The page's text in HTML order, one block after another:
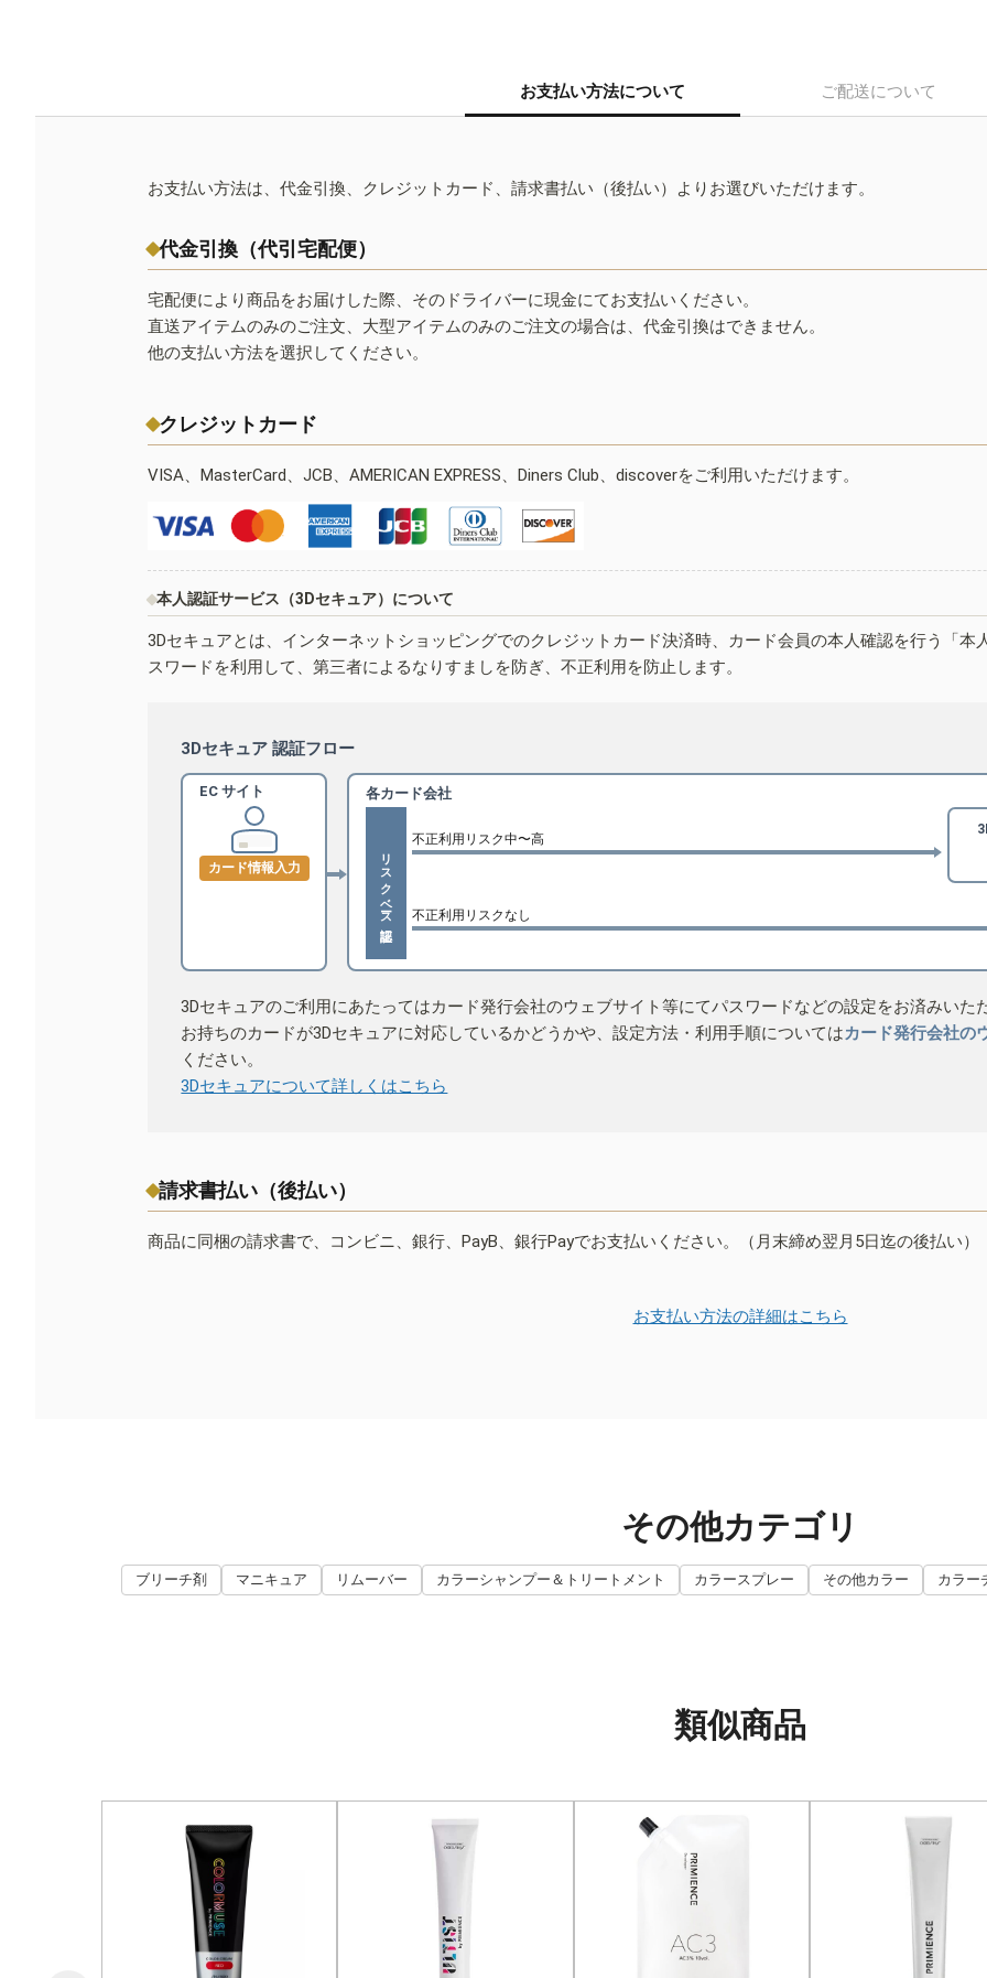
お支払い方法について ご配送について
お支払い方法は、代金引換、クレジットカード、請求書払い（後払い）よりお選びいただけます。
代金引換（代引宅配便）
宅配便により商品をお届けした際、そのドライバーに現金にてお支払いください。
直送アイテムのみのご注文、大型アイテムのみのご注文の場合は、代金引換はできません。
他の支払い方法を選択してください。
クレジットカード
VISA、MasterCard、JCB、AMERICAN EXPRESS、Diners Club、discoverをご利用いただけます。
本人認証サービス（3Dセキュア）について
3Dセキュアとは、インターネットショッピングでのクレジットカード決済時、カード会員の本人確認を行う「
スワードを利用して、第三者によるなりすましを防ぎ、不正利用を防止します。
3Dセキュア 認証フロー
EC サイト
カード情報入力
各カード会社
リスクベース認証
不正利用リスク中〜高
不正利用リスクなし
3Dセキュアのご利用にあたってはカード発行会社のウェブサイト等にてパスワードなどの設定をお済みいた
お持ちのカードが3Dセキュアに対応しているかどうかや、設定方法・利用手順についてはカード発行会社の
ください。
3Dセキュアについて詳しくはこちら
請求書払い（後払い）
商品に同梱の請求書で、コンビニ、銀行、PayB、銀行Payでお支払いください。（月末締め翌月5日迄の後払い）
お支払い方法の詳細はこちら
その他カテゴリ
ブリーチ剤 マニキュア リムーバー カラーシャンプー＆トリートメント カラースプレー その他カラー カラー
類似商品